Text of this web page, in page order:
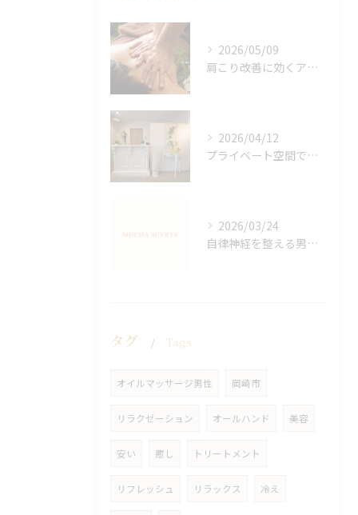
2026/05/09
肩こり改善に効くアロマリンパの手技と効果
2026/04/12
プライベート空間で極上アロマリンパケアの効果
2026/03/24
自律神経を整える男性オイルマッサージ
タグ Tags
オイルマッサージ男性 岡崎市
リラクゼーション オールハンド 美容
安い 癒し トリートメント
リフレッシュ リラックス 冷え